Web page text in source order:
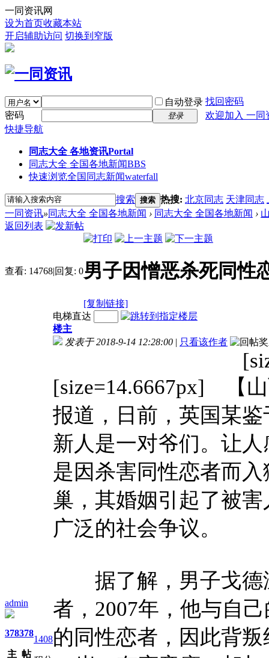
一同资讯网
设为首页收藏本站
开启辅助访问 切换到窄版
自动登录 找回密码
密码
登录
欢迎加入 一同
快捷导航
同志大全 各地资讯Portal
同志大全 全国各地新闻BBS
快速浏览全国同志新闻waterfall
搜索 搜索 热搜: 北京同志 天津同志
一同资讯»同志大全 全国各地新闻 › 同志大全 全国各地新闻 ›
返回列表
查看: 14768|回复: 0男子因憎恶杀死同性
[复制链接]
admin
378
主
378
帖
1408
电梯直达
楼主
发表于 2018-9-14 12:28:00 | 只看该作者
[size=14.6667px] 【
报道，日前，英国某
新人是一对爷们。让
是因杀害同性恋者而
巢，其婚姻引起了被
广泛的社会争议。
据了解，男子戈德
者，2007年，他与自
的同性恋者，因此背